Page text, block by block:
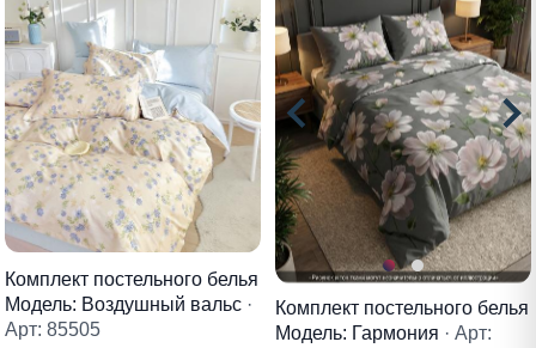
Комплект постельного белья
Модель: Воздушный вальс ·
Арт: 85505
Комплект постельного белья
Модель: Гармония · Арт: